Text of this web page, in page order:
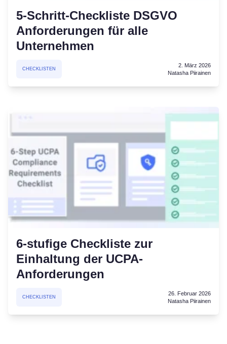
5-Schritt-Checkliste DSGVO
Anforderungen für alle
Unternehmen
CHECKLISTEN
2. März 2026
Natasha Piirainen
6-stufige Checkliste zur
Einhaltung der UCPA-
Anforderungen
CHECKLISTEN
26. Februar 2026
Natasha Piirainen